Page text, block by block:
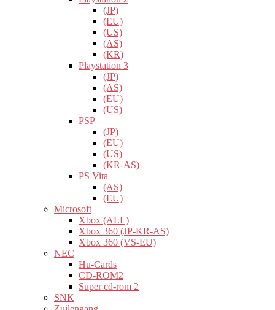
(JP)
(EU)
(US)
(AS)
(KR)
Playstation 3
(JP)
(AS)
(EU)
(US)
PSP
(JP)
(EU)
(US)
(KR-AS)
PS Vita
(AS)
(EU)
Microsoft
Xbox (ALL)
Xbox 360 (JP-KR-AS)
Xbox 360 (VS-EU)
NEC
Hu-Cards
CD-ROM2
Super cd-rom 2
SNK